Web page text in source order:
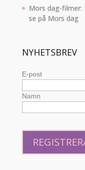
Mors dag-
se på Mors dag
NYHETSBREV
E-post
Namn